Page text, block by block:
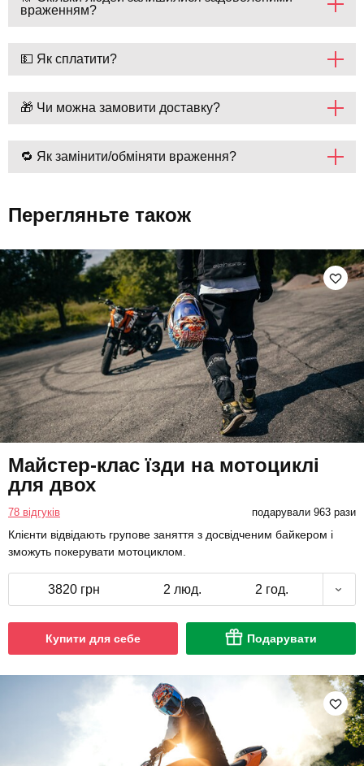
враженням?
💵 Як сплатити?
🎁 Чи можна замовити доставку?
🔁 Як замінити/обміняти враження?
Перегляньте також
Майстер-клас їзди на мотоциклі
для двох
78 відгуків подарували 963 рази
Клієнти відвідають групове заняття з досвідченим байкером і
зможуть покерувати мотоциклом.
3820 грн 2 люд. 2 год.
Купити для себе Подарувати